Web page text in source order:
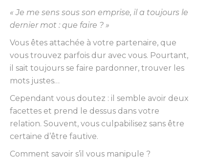
« Je me sens sous son emprise, il a toujours le
dernier mot : que faire ? »
Vous êtes attachée à votre partenaire, que
vous trouvez parfois dur avec vous. Pourtant,
il sait toujours se faire pardonner, trouver les
mots justes…
Cependant vous doutez : il semble avoir deux
facettes et prend le dessus dans votre
relation. Souvent, vous culpabilisez sans être
certaine d’être fautive.
Comment savoir s’il vous manipule ?